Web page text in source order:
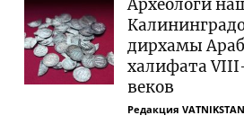
Археологи
дирхамы
халифата
веков
Редакция VATNIKSTAN